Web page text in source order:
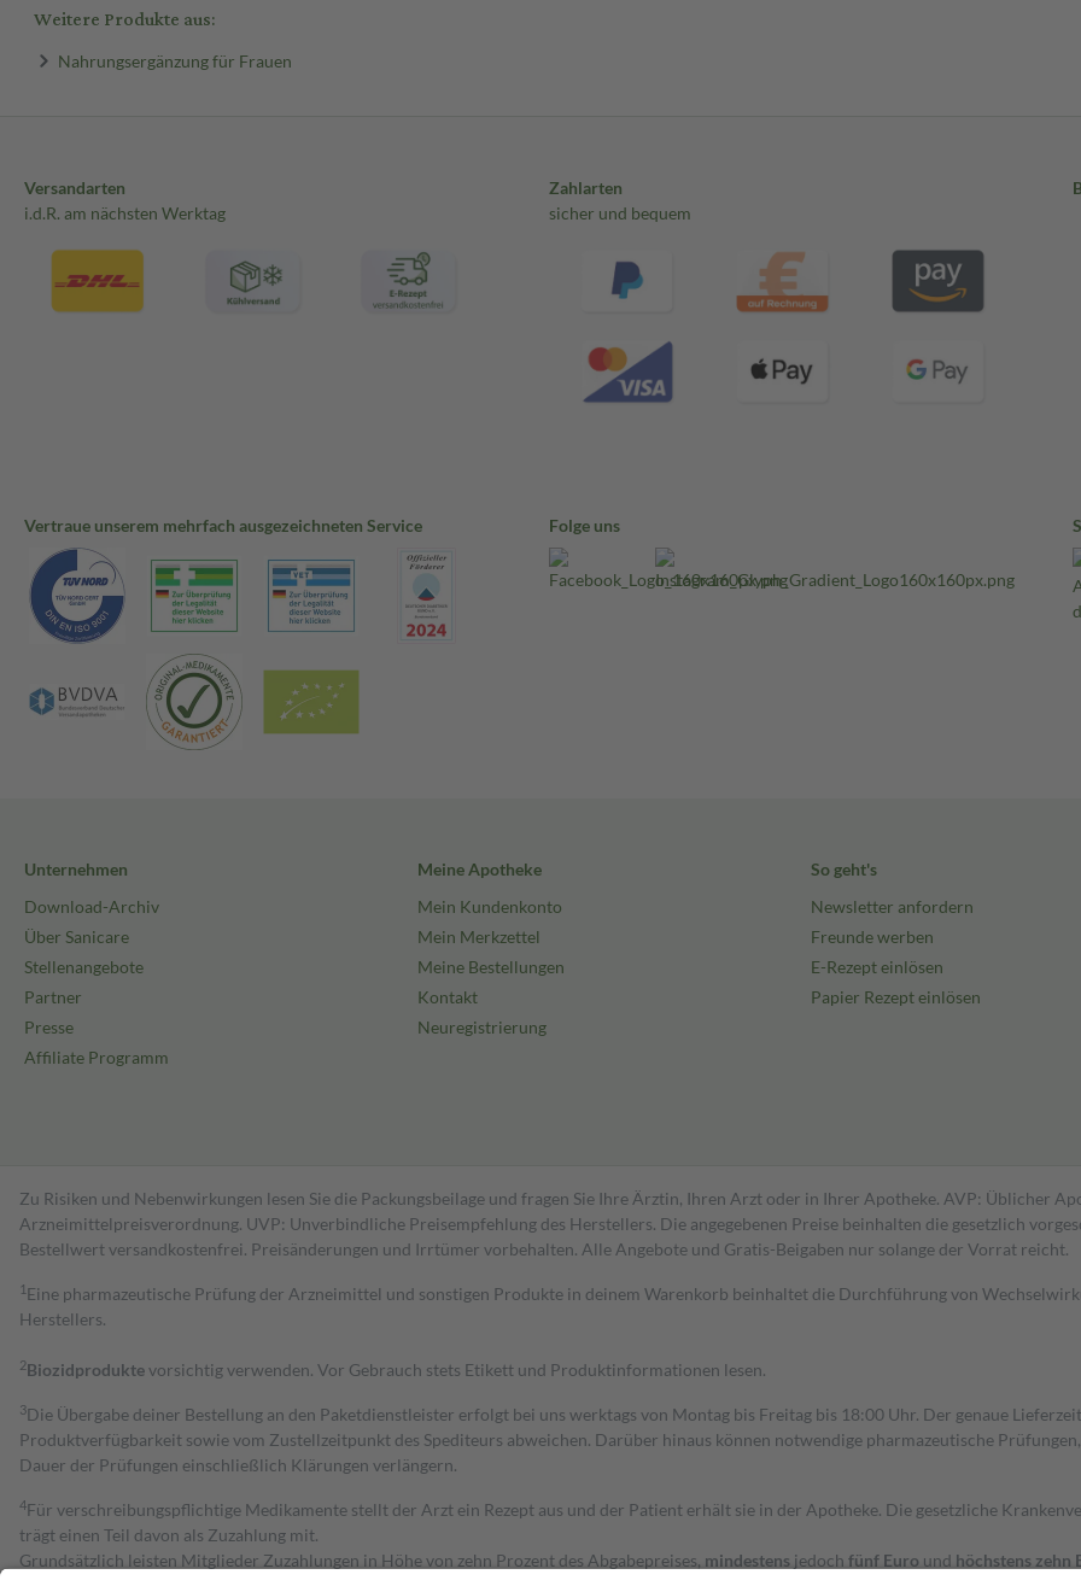
Weitere Produkte aus:
Nahrungsergänzung für Frauen
Versandarten
i.d.R. am nächsten Werktag
Zahlarten
sicher und bequem
Vertraue unserem mehrfach ausgezeichneten Service Folge uns
Unternehmen
Download-Archiv
Über Sanicare
Stellenangebote
Partner
Presse
Affiliate Programm
Meine Apotheke
Mein Kundenkonto
Mein Merkzettel
Meine Bestellungen
Kontakt
Neuregistrierung
So geht's
Newsletter anfordern
Freunde werben
E-Rezept einlösen
Papier Rezept einlösen
Zu Risiken und Nebenwirkungen lesen Sie die Packungsbeilage und fragen Sie Ihre Ärztin, Ihren Arzt oder in Ihrer Apotheke. AVP: Üblicher
Arzneimittelpreisverordnung. UVP: Unverbindliche Preisempfehlung des Herstellers. Die angegebenen Preise beinhalten die gesetzlich
Bestell­wert versand­kosten­frei. Preisänderungen und Irrtümer vorbehalten. Alle Angebote und Gratis-Beigaben nur solange der Vorrat reicht.
1 Eine pharmazeutische Prüfung der Arzneimittel und sonstigen Produkte in deinem Warenkorb beinhaltet die Durchführung von
Herstellers.
2Biozidproduktevorsichtig verwenden. Vor Gebrauch stets Etikett und Produktinformationen lesen.
3Die Übergabe deiner Bestellung an den Paketdienstleister erfolgt bei uns werktags von Montag bis Freitag bis 18:00 Uhr. Der genaue
Produktverfügbarkeit sowie vom Zustellzeitpunkt des Spediteurs abweichen. Darüber hinaus können notwendige pharmazeutische
Dauer der Prüfungen einschließlich Klärungen verlängern.
4Für verschreibungspflichtige Medikamente stellt der Arzt ein Rezept aus und der Patient erhält sie in der Apotheke. Die gesetzliche
trägt einen Teil davon als Zuzahlung mit.
Grundsätzlich leisten Mitglieder Zuzahlungen in Höhe von zehn Prozent des Abgabepreises, mindestens jedoch fünf Euro und höchstens zehn